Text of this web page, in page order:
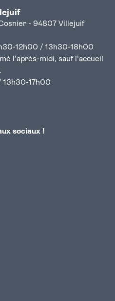
- 94807 Villejuif
12h00 / 13h30-18h00
l'après-midi, sauf l'accueil
13h30-17h00
sociaux !